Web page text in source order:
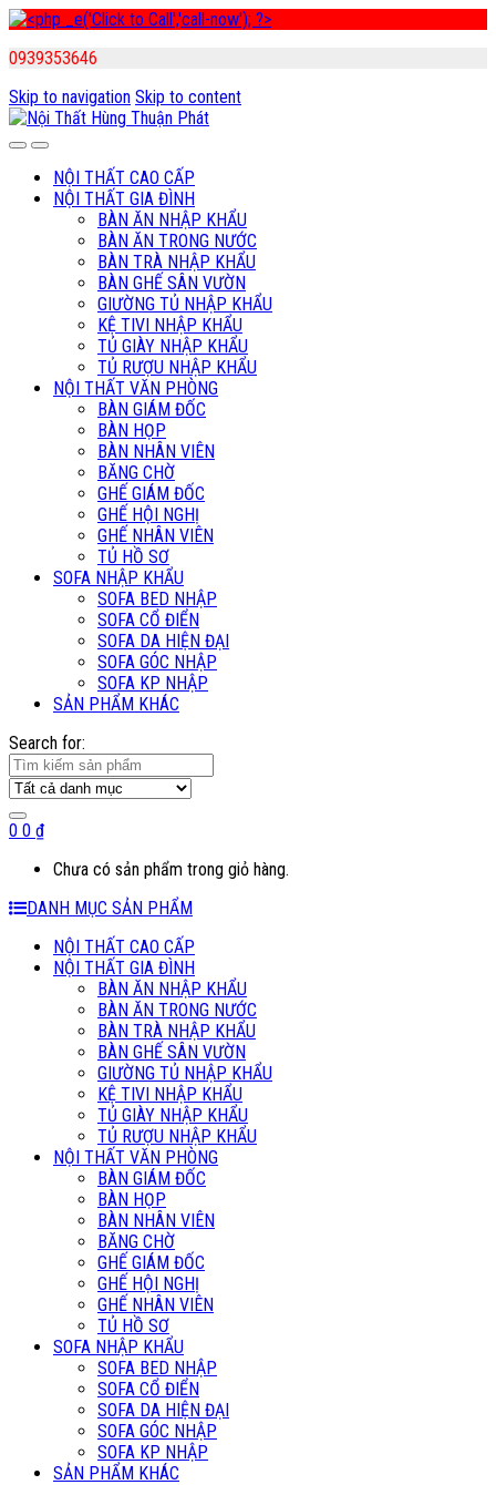
0939353646
Skip to navigation Skip to content
NỘI THẤT CAO CẤP
NỘI THẤT GIA ĐÌNH
BÀN ĂN NHẬP KHẨU
BÀN ĂN TRONG NƯỚC
BÀN TRÀ NHẬP KHẨU
BÀN GHẾ SÂN VƯỜN
GIƯỜNG TỦ NHẬP KHẨU
KỆ TIVI NHẬP KHẨU
TỦ GIÀY NHẬP KHẨU
TỦ RƯỢU NHẬP KHẨU
NỘI THẤT VĂN PHÒNG
BÀN GIÁM ĐỐC
BÀN HỌP
BÀN NHÂN VIÊN
BĂNG CHỜ
GHẾ GIÁM ĐỐC
GHẾ HỘI NGHỊ
GHẾ NHÂN VIÊN
TỦ HỒ SƠ
SOFA NHẬP KHẨU
SOFA BED NHẬP
SOFA CỔ ĐIỂN
SOFA DA HIỆN ĐẠI
SOFA GÓC NHẬP
SOFA KP NHẬP
SẢN PHẨM KHÁC
Search for:
0 0 ₫
Chưa có sản phẩm trong giỏ hàng.
DANH MỤC SẢN PHẨM
NỘI THẤT CAO CẤP
NỘI THẤT GIA ĐÌNH
BÀN ĂN NHẬP KHẨU
BÀN ĂN TRONG NƯỚC
BÀN TRÀ NHẬP KHẨU
BÀN GHẾ SÂN VƯỜN
GIƯỜNG TỦ NHẬP KHẨU
KỆ TIVI NHẬP KHẨU
TỦ GIÀY NHẬP KHẨU
TỦ RƯỢU NHẬP KHẨU
NỘI THẤT VĂN PHÒNG
BÀN GIÁM ĐỐC
BÀN HỌP
BÀN NHÂN VIÊN
BĂNG CHỜ
GHẾ GIÁM ĐỐC
GHẾ HỘI NGHỊ
GHẾ NHÂN VIÊN
TỦ HỒ SƠ
SOFA NHẬP KHẨU
SOFA BED NHẬP
SOFA CỔ ĐIỂN
SOFA DA HIỆN ĐẠI
SOFA GÓC NHẬP
SOFA KP NHẬP
SẢN PHẨM KHÁC